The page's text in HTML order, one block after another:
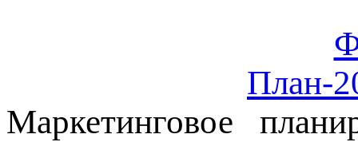
План-
Маркетинговое